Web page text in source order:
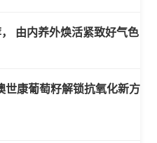
由内养外焕活紧致好气色
世康葡萄籽解锁抗氧化新方